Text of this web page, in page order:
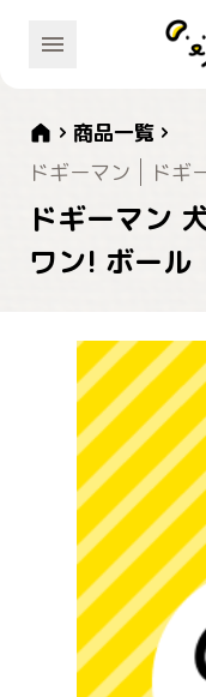
商品一覧
ドギーマン
ドギ
ドギーマン
ワン! ボール